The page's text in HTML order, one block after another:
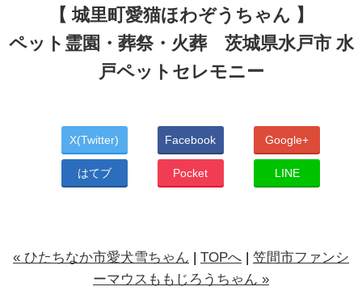
【 城里町愛猫ほわぞうちゃん 】
ペット霊園・葬祭・火葬 茨城県水戸市 水
戸ペットセレモニー
X(Twitter) Facebook Google+
はてブ Pocket LINE
« ひたちなか市愛犬雪ちゃん | TOPへ | 笠間市ファンシ
ーマウスももじろうちゃん »